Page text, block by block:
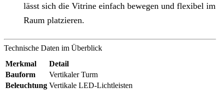
lässt sich die Vitrine einfach bewegen und flexibel im
Raum platzieren.
Technische Daten im Überblick
Merkmal
Detail
Bauform
Vertikaler Turm
Beleuchtung Vertikale LED-Lichtleisten